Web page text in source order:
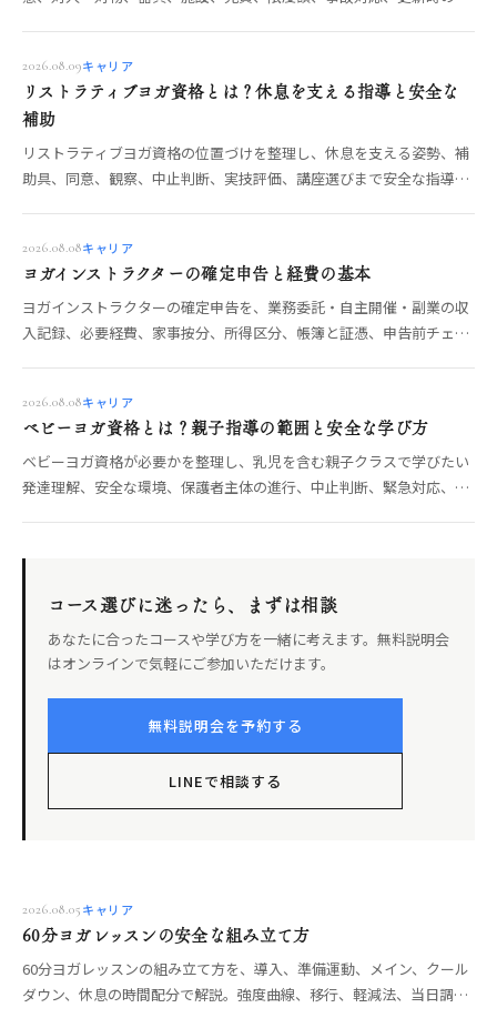
2026.08.09キャリア
リストラティブヨガ資格とは？休息を支える指導と安全な
補助
リストラティブヨガ資格の位置づけを整理し、休息を支える姿勢、補
助具、同意、観察、中止判断、実技評価、講座選びまで安全な指導の
2026.08.08キャリア
ヨガインストラクターの確定申告と経費の基本
ヨガインストラクターの確定申告を、業務委託・自主開催・副業の収
入記録、必要経費、家事按分、所得区分、帳簿と証憑、申告前チェッ
2026.08.08キャリア
ベビーヨガ資格とは？親子指導の範囲と安全な学び方
ベビーヨガ資格が必要かを整理し、乳児を含む親子クラスで学びたい
発達理解、安全な環境、保護者主体の進行、中止判断、緊急対応、実
コース選びに迷ったら、まずは相談
あなたに合ったコースや学び方を一緒に考えます。無料説明会
はオンラインで気軽にご参加いただけます。
無料説明会を予約する
LINEで相談する
2026.08.05 キャリア
60分ヨガレッスンの安全な組み立て方
60分ヨガレッスンの組み立て方を、導入、準備運動、メイン、クール
ダウン、休息の時間配分で解説。強度曲線、移行、軽減法、当日調